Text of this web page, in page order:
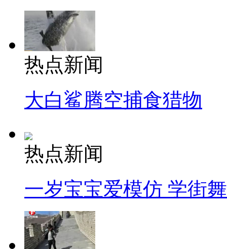
热点新闻
大白鲨腾空捕食猎物
热点新闻
一岁宝宝爱模仿 学街